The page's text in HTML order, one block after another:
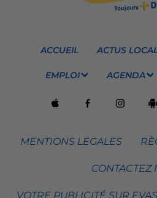
ACCUEIL ACTUS
EMPLOI AGENDA
MENTIONS LEGALES
CONTACTEZ
VOTRE PUBLICITÉ SUR